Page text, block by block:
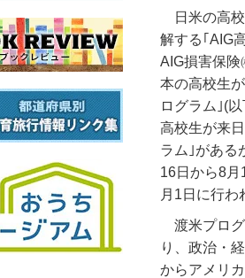
日米の高
解する｢ AIG
AIG損害保険
本の高校生
ログラム｣(
高校生が来日
ラム｣がある
16日から8月
月 1 日に行わ
渡米プロ
り、政治・
からアメリ